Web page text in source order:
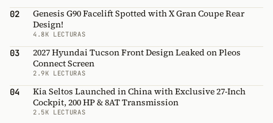
02
Genesis G90 Facelift Spotted with X Gran Coupe Rear
Design!
4.8K LECTURAS
03
2027 Hyundai Tucson Front Design Leaked on Pleos
Connect Screen
2.9K LECTURAS
04
Kia Seltos Launched in China with Exclusive 27-Inch
Cockpit, 200 HP & 8AT Transmission
2.5K LECTURAS